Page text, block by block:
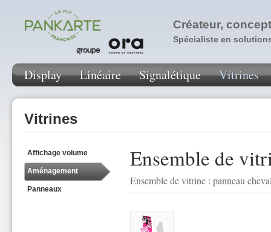
Créateur,
Spécialiste en
Display Linéaire Signalétique Vitrines
Vitrines
Affichage volume
Aménagement
Panneaux
Ensemble de
Ensemble de vitrine : panneau